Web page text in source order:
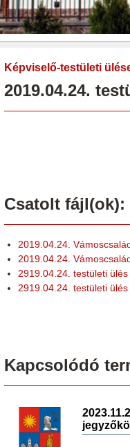
Képviselő-testületi
2019.04.24.
Csatolt fájl(ok):
2019.04.24.
2019.04.24.
2919.04.24. testületi
2919.04.24. testületi
Kapcsolódó